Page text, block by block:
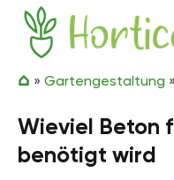
Zum Inhalt springen
Hortica
» Gartengestaltung »
Wieviel Beton
benötigt wird